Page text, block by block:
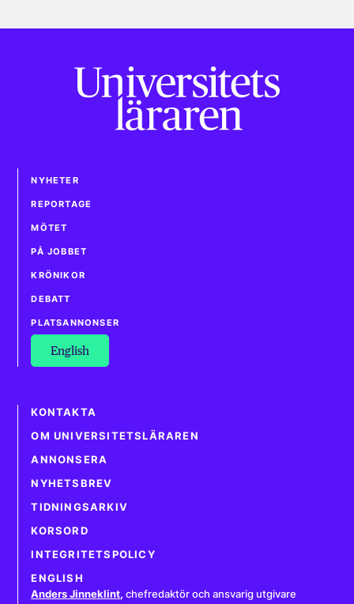
NYHETER
REPORTAGE
MÖTET
PÅ JOBBET
KRÖNIKOR
DEBATT
PLATSANNONSER
English
KONTAKTA
OM UNIVERSITETSLÄRAREN
ANNONSERA
NYHETSBREV
TIDNINGSARKIV
KORSORD
INTEGRITETSPOLICY
ENGLISH
Anders Jinneklint, chefredaktör och ansvarig utgivare